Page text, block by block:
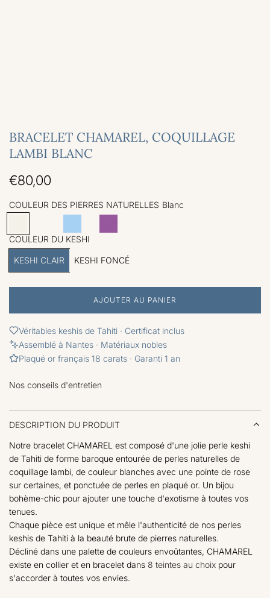
BRACELET CHAMAREL, COQUILLAGE
LAMBI BLANC
P
r
x
é
u
l
e
r
€80,00
COULEUR DES PIERRES NATURELLES Blanc
l
a
n
c
a
u
n
e
o
s
e
l
u
a
o
n
t
i
l
t
u
â
e
COULEUR DU KESHI
KESHI CLAIR KESHI FONCÉ
AJOUTER AU PANIER
C
H
A
G
E
T
.
Véritables keshis de Tahiti · Certificat inclus
Assemblé à Nantes · Matériaux nobles
Plaqué or français 18 carats · Garanti 1 an
Nos conseils d'entretien
DESCRIPTION DU PRODUIT
Notre bracelet CHAMAREL est composé d'une jolie perle keshi
de Tahiti de forme baroque entourée de perles naturelles de
coquillage lambi, de couleur blanches avec une pointe de rose
sur certaines, et ponctuée de perles en plaqué or. Un bijou
bohème-chic pour ajouter une touche d'exotisme à toutes vos
tenues.
Chaque pièce est unique et mêle l'authenticité de nos perles
keshis de Tahiti à la beauté brute de pierres naturelles.
Décliné dans une palette de couleurs envoûtantes, CHAMAREL
existe en collier et en bracelet dans 8 teintes au choix pour
s'accorder à toutes vos envies.